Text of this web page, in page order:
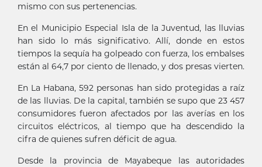
mismo con sus pertenencias.
En el Municipio Especial Isla de la Juventud, las lluvias
han sido lo más significativo. Allí, donde en estos
tiempos la sequía ha golpeado con fuerza, los embalses
están al 64,7 por ciento de llenado, y dos presas vierten.
En La Habana, 592 personas han sido protegidas a raíz
de las lluvias. De la capital, también se supo que 23 457
consumidores fueron afectados por las averías en los
circuitos eléctricos, al tiempo que ha descendido la
cifra de quienes sufren déficit de agua.
Desde la provincia de Mayabeque las autoridades